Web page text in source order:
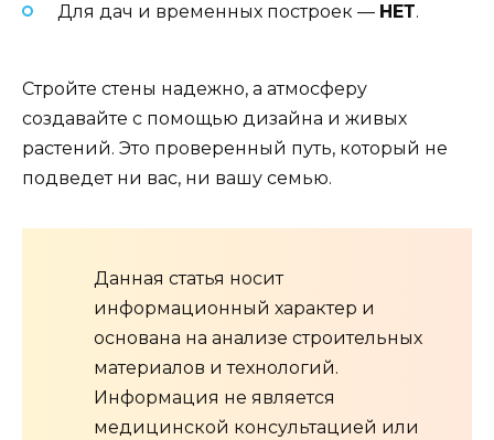
Для дач и временных построек — НЕТ.
Стройте стены надежно, а атмосферу
создавайте с помощью дизайна и живых
растений. Это проверенный путь, который не
подведет ни вас, ни вашу семью.
Данная статья носит
информационный характер и
основана на анализе строительных
материалов и технологий.
Информация не является
медицинской консультацией или